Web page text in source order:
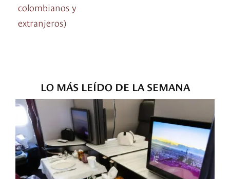
colombianos y
extranjeros)
LO MÁS LEÍDO DE LA SEMANA